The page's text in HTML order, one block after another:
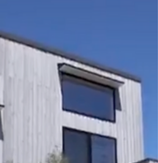
となく思っていた今までの模型写真で街をつくる
という試みもできる時代に・・・・早速試してみ
ました。 クラシックな街並み 木の色の調整はで
ておりませんが、模型をできるだけ忠実に再現し
てみました。これは夢が膨らみます。お客様のお
うちは見つかりますでしょうか？ちなみに右下の